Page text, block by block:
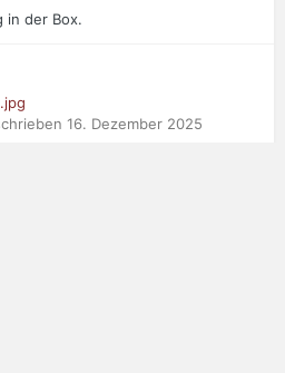
in der Box.
16. Dezember 2025